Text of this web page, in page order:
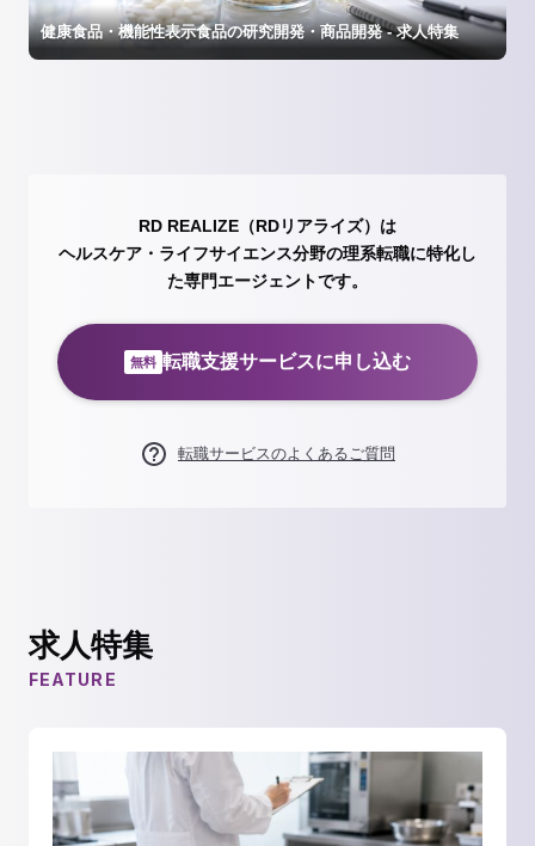
健康食品・機能性表示食品の研究開発・商品開発 - 求人特集
RD REALIZE（RDリアライズ）は
ヘルスケア・ライフサイエンス分野の理系転職に特化し
た専門エージェントです。
無料 転職支援サービスに申し込む
転職サービスのよくあるご質問
求人特集
FEATURE